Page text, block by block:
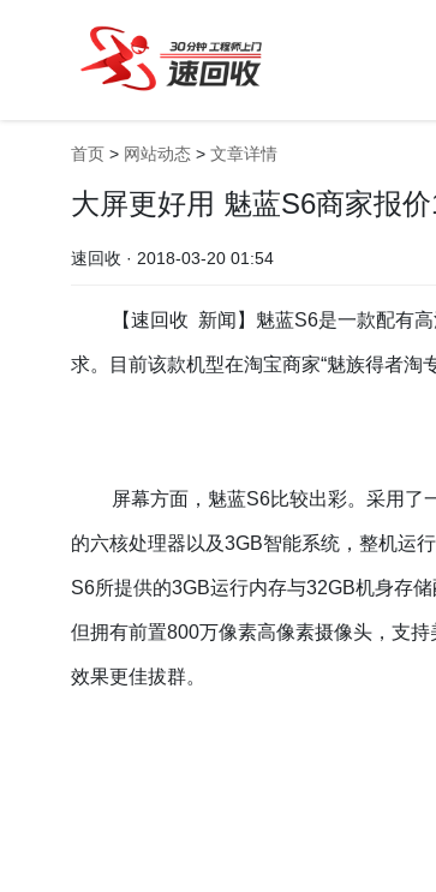
首页 > 网站动态 > 文章详情
大屏更好用 魅蓝S6商家报
速回收 · 2018-03-20 01:54
【速回收 新闻】魅蓝S6是一款配有
求。目前该款机型在淘宝商家“魅族得者淘
屏幕方面，魅蓝S6比较出彩。采用了
的六核处理器以及3GB智能系统，整机运
S6所提供的3GB运行内存与32GB机身存
但拥有前置800万像素高像素摄像头，支
效果更佳拔群。